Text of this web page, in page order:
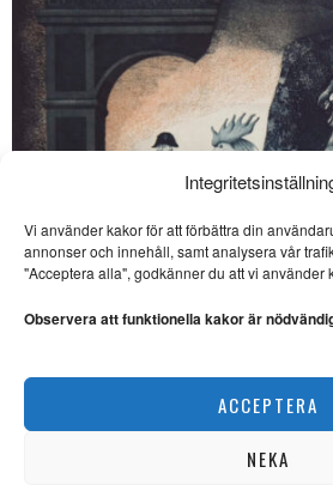
Vi använder kakor för att förbättra din
annonser och innehåll, samt analysera vår
"Acceptera alla", godkänner du att vi använder
Observera att funktionella kakor är
ACCEPTERA
NEKA
Ulf Eklund kombinerar kärvhet med
SE ÄVEN
utan döden?”